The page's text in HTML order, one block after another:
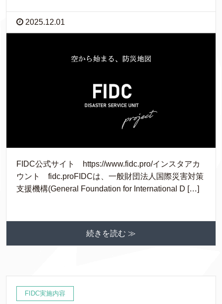
2025.12.01
FIDC公式サイト https://www.fidc.pro/インスタアカ
ウント fidc.proFIDCは、一般財団法人国際災害対策
支援機構(General Foundation for International D […]
続きを読む ≫
FIDC実施内容